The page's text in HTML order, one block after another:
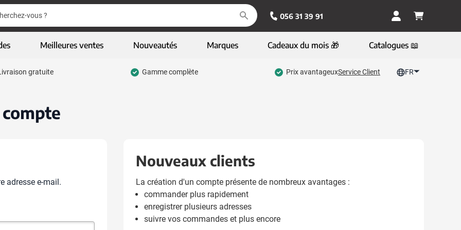
056 31 39 91
la catégorie Gadgets
pour la catégorie High-tech & multimédia
la catégorie Entreprises & bureau
pour la catégorie Sports, loisirs & jeux
la catégorie Sacs & bagages
Meilleures ventes Nouveautés Marques Cadeaux du mois 🎁 Catalogues 📖
gratuite Gamme complète Prix avantageuxService Client FR
adresse e-mail.
Nouveaux clients
La création d'un compte présente de nombreux avantages :
commander plus rapidement
enregistrer plusieurs adresses
suivre vos commandes et plus encore